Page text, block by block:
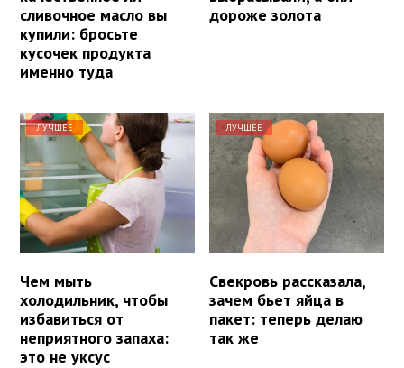
сливочное масло вы
купили: бросьте
кусочек продукта
именно туда
дороже золота
ЛУЧШЕЕ
Чем мыть
холодильник, чтобы
избавиться от
неприятного запаха:
это не уксус
ЛУЧШЕЕ
Свекровь рассказала,
зачем бьет яйца в
пакет: теперь делаю
так же